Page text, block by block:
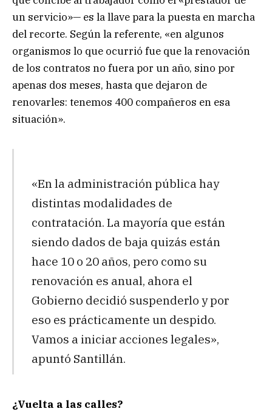
un servicio»— es la llave para la puesta en marcha
del recorte. Según la referente, «en algunos
organismos lo que ocurrió fue que la renovación
de los contratos no fuera por un año, sino por
apenas dos meses, hasta que dejaron de
renovarles: tenemos 400 compañeros en esa
situación».
«En la administración pública hay
distintas modalidades de
contratación. La mayoría que están
siendo dados de baja quizás están
hace 10 o 20 años, pero como su
renovación es anual, ahora el
Gobierno decidió suspenderlo y por
eso es prácticamente un despido.
Vamos a iniciar acciones legales»,
apuntó Santillán.
¿Vuelta a las calles?